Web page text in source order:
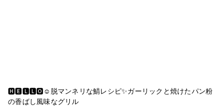
🅷🅴🅻🅻🅾︎☺︎脱マンネリな鯖レシピ✨ガーリックと焼けたパン粉
の香ばし風味なグリル